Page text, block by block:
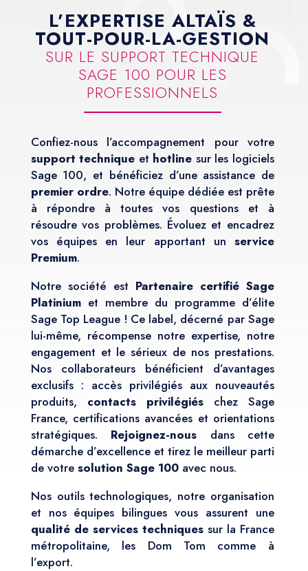
L’EXPERTISE ALTAÏS &
TOUT-POUR-LA-GESTION
SUR LE SUPPORT TECHNIQUE
SAGE 100 POUR LES
PROFESSIONNELS
Confiez-nous l’accompagnement pour votre
support technique et hotline sur les logiciels
Sage 100, et bénéficiez d’une assistance de
premier ordre. Notre équipe dédiée est prête
à répondre à toutes vos questions et à
résoudre vos problèmes. Évoluez et encadrez
vos équipes en leur apportant un service
Premium.
Notre société est Partenaire certifié Sage
Platiniumet membre du programme d’élite
Sage Top League ! Ce label, décerné par Sage
lui-même, récompense notre expertise, notre
engagement et le sérieux de nos prestations.
Nos collaborateurs bénéficient d’avantages
exclusifs : accès privilégiés aux nouveautés
produits, contacts privilégiéschez Sage
France, certifications avancées et orientations
stratégiques. Rejoignez-nous dans cette
démarche d’excellence et tirez le meilleur parti
de votre solution Sage 100avec nous.
Nos outils technologiques, notre organisation
et nos équipes bilingues vous assurent une
qualité de services techniquessur la France
métropolitaine, les Dom Tom comme à
l’export.